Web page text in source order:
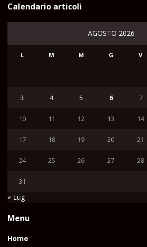
Calendario articoli
AGOSTO 2026
L M M G V
3 4 5 6 7
10 11 12 13 14
17 18 19 20 21
24 25 26 27 28
31
« Lug
Menu
Home